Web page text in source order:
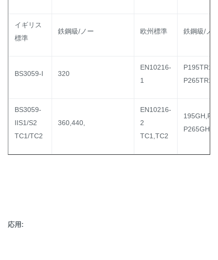
イギリス
標準
鉄鋼級/ノー 欧州標準 鉄鋼級/ノ
BS3059-I 320
EN10216-
1
P195TR1/
P265TR1/
BS3059-
IIS1/S2
TC1/TC2
360,440,
EN10216-
2
TC1,TC2
P265GH
応用: